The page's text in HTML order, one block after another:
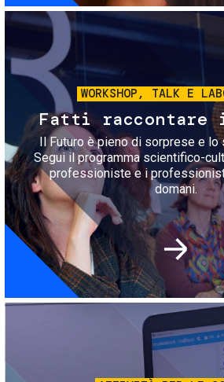
WORKSHOP, TALK E
Fatti raccontare
Il Futuro è pieno di sorprese e lo
Segui il programma scientifico-
professioniste e i
domani.